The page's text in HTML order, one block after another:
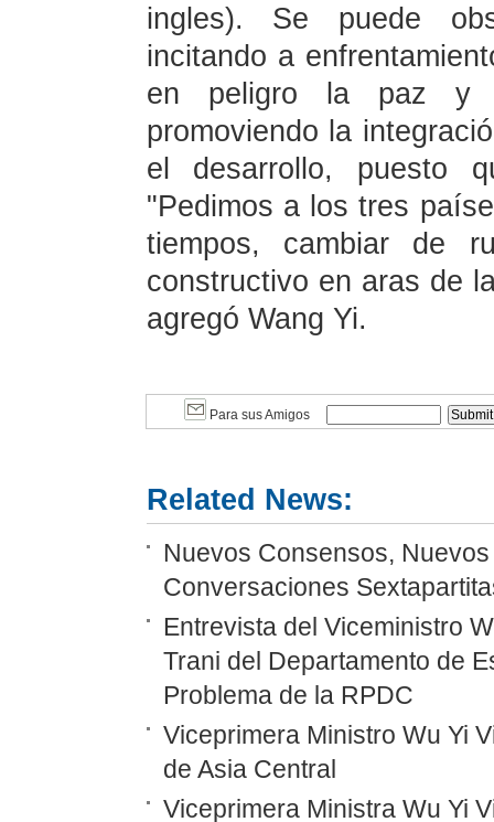
ingles). Se puede
incitando a
en peligro la paz y
promoviendo la
el desarrollo, puesto
"Pedimos a los tres
tiempos, cambiar de
constructivo en aras de
agregó Wang Yi.
Para sus Amigos
Related News:
Nuevos Consensos,
Conversaciones
Entrevista del Viceministro
Trani del Departamento de
Problema de la RPDC
Viceprimera Ministro Wu Yi
de Asia Central
Viceprimera Ministra Wu Yi